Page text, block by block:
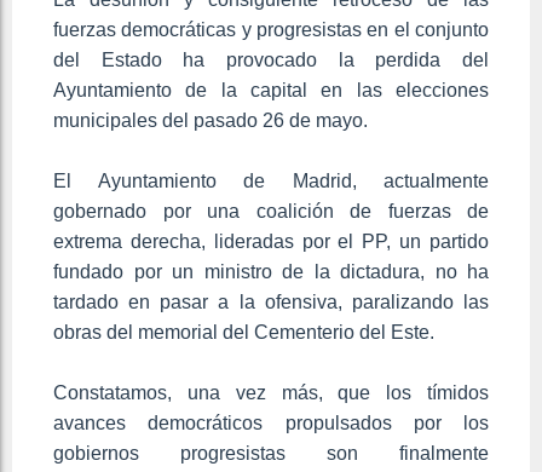
fuerzas democráticas y progresistas en el conjunto
del Estado ha provocado la perdida del
Ayuntamiento de la capital en las elecciones
municipales del pasado 26 de mayo.
El Ayuntamiento de Madrid, actualmente
gobernado por una coalición de fuerzas de
extrema derecha, lideradas por el PP, un partido
fundado por un ministro de la dictadura, no ha
tardado en pasar a la ofensiva, paralizando las
obras del memorial del Cementerio del Este.
Constatamos, una vez más, que los tímidos
avances democráticos propulsados por los
gobiernos progresistas son finalmente